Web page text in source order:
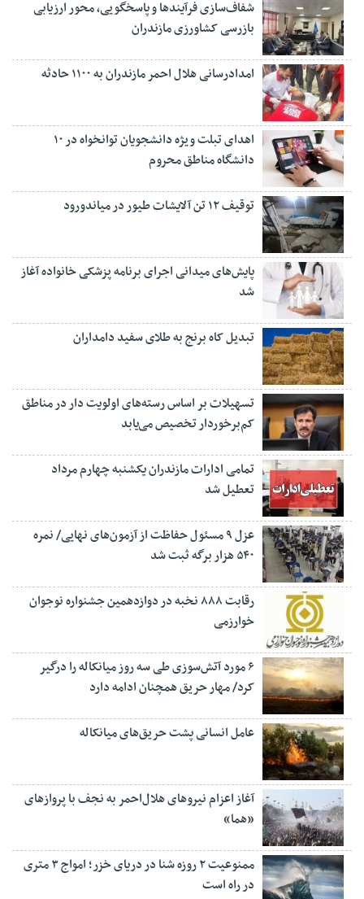
شفاف‌سازی فرآیند‌ها و پاسخگویی، محور ارزیابی
بازرسی کشاورزی مازندران
امدادرسانی هلال احمر مازندران به ۱۱۰۰ حادثه
اهدای تبلت ویژه دانشجویان توانخواه در ۱۰
دانشگاه مناطق محروم
توقیف ۱۲ تن آلایشات طیور در میاندورود
پایش‌های میدانی اجرای برنامه پزشکی خانواده آغاز
شد
تبدیل کاه برنج به طلای سفید دامداران
تسهیلات بر اساس رسته‌های اولویت دار در مناطق
کم‌برخوردار تخصیص می‌یابد
تمامی ادارات مازندران یکشنبه چهارم مرداد
تعطیل شد
عزل ۹ مسئول حفاظت از آزمون‌های نهایی/ نمره
۵۴۰ هزار برگه ثبت شد
رقابت ۸۸۸ نخبه در دوازدهمین جشنواره نوجوان
خوارزمی
۶ مورد آتش‌سوزی طی سه روز میانکاله را درگیر
کرد/ مهار حریق همچنان ادامه دارد
عامل انسانی پشت حریق‌های میانکاله
آغاز اعزام نیروهای هلال‌احمر به نجف با پروازهای
«هما»
ممنوعیت ۲ روزه شنا در دریای خزر؛ امواج ۳ متری
در راه است